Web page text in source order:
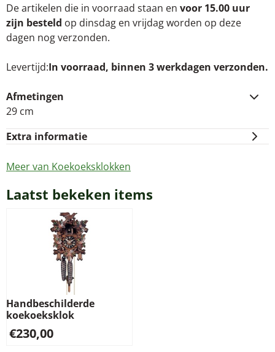
De artikelen die in voorraad staan en voor 15.00 uur
zijn besteld op dinsdag en vrijdag worden op deze
dagen nog verzonden.
Levertijd In voorraad, binnen 3 werkdagen verzonden.
Afmetingen
29 cm
Extra informatie
Meer van Koekoeksklokken
Laatst bekeken items
Handbeschilderde
koekoeksklok
€230,00